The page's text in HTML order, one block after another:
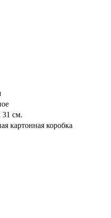
31 см.
картонная коробка